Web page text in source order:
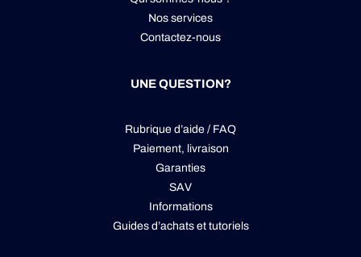
Nos services
Contactez-nous
UNE QUESTION?
Rubrique d’aide / FAQ
Paiement, livraison
Garanties
SAV
Informations
Guides d’achats et tutoriels